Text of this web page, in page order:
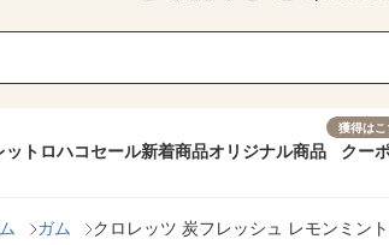
ット ロハコセール新着商品オリジナル商品
獲得はこ
クー
ガム クロレッツ 炭フレッシュ レモンミン